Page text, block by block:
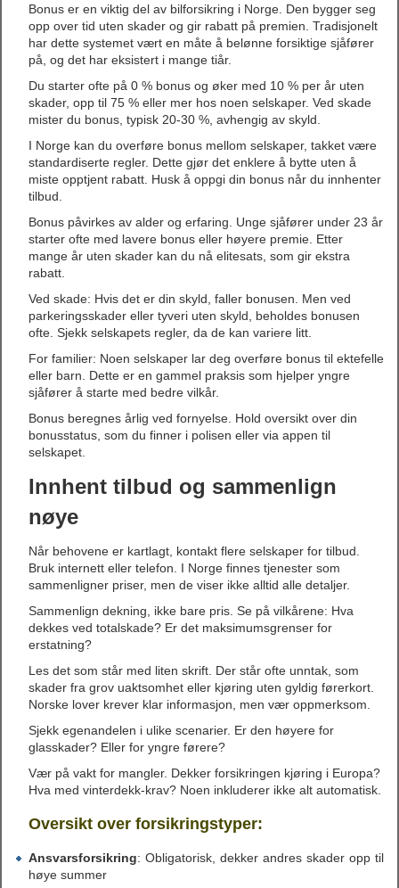
Bonus er en viktig del av bilforsikring i Norge. Den bygger seg
opp over tid uten skader og gir rabatt på premien. Tradisjonelt
har dette systemet vært en måte å belønne forsiktige sjåfører
på, og det har eksistert i mange tiår.
Du starter ofte på 0 % bonus og øker med 10 % per år uten
skader, opp til 75 % eller mer hos noen selskaper. Ved skade
mister du bonus, typisk 20-30 %, avhengig av skyld.
I Norge kan du overføre bonus mellom selskaper, takket være
standardiserte regler. Dette gjør det enklere å bytte uten å
miste opptjent rabatt. Husk å oppgi din bonus når du innhenter
tilbud.
Bonus påvirkes av alder og erfaring. Unge sjåfører under 23 år
starter ofte med lavere bonus eller høyere premie. Etter
mange år uten skader kan du nå elitesats, som gir ekstra
rabatt.
Ved skade: Hvis det er din skyld, faller bonusen. Men ved
parkeringsskader eller tyveri uten skyld, beholdes bonusen
ofte. Sjekk selskapets regler, da de kan variere litt.
For familier: Noen selskaper lar deg overføre bonus til ektefelle
eller barn. Dette er en gammel praksis som hjelper yngre
sjåfører å starte med bedre vilkår.
Bonus beregnes årlig ved fornyelse. Hold oversikt over din
bonusstatus, som du finner i polisen eller via appen til
selskapet.
Innhent tilbud og sammenlign
nøye
Når behovene er kartlagt, kontakt flere selskaper for tilbud.
Bruk internett eller telefon. I Norge finnes tjenester som
sammenligner priser, men de viser ikke alltid alle detaljer.
Sammenlign dekning, ikke bare pris. Se på vilkårene: Hva
dekkes ved totalskade? Er det maksimumsgrenser for
erstatning?
Les det som står med liten skrift. Der står ofte unntak, som
skader fra grov uaktsomhet eller kjøring uten gyldig førerkort.
Norske lover krever klar informasjon, men vær oppmerksom.
Sjekk egenandelen i ulike scenarier. Er den høyere for
glasskader? Eller for yngre førere?
Vær på vakt for mangler. Dekker forsikringen kjøring i Europa?
Hva med vinterdekk-krav? Noen inkluderer ikke alt automatisk.
Oversikt over forsikringstyper:
Ansvarsforsikring: Obligatorisk, dekker andres skader opp til
høye summer